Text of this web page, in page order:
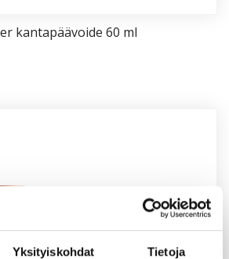
Yksityiskohdat Tietoja
kan­ta­pää­voi­de 60 ml